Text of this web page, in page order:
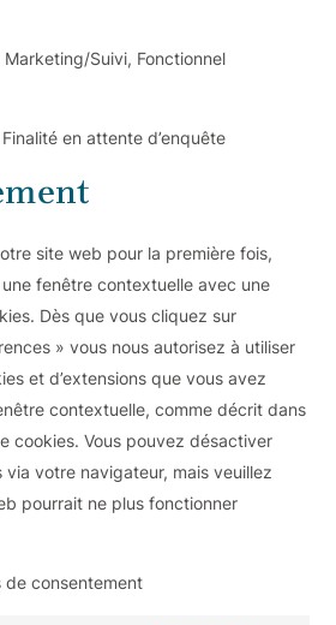
Marketing/Suivi, Fonctionnel
Finalité en attente d’enquête
site web pour la première fois,
fenêtre contextuelle avec une
Dès que vous cliquez sur
» vous nous autorisez à utiliser
et d’extensions que vous avez
contextuelle, comme décrit dans
cookies. Vous pouvez désactiver
via votre navigateur, mais veuillez
pourrait ne plus fonctionner
de consentement